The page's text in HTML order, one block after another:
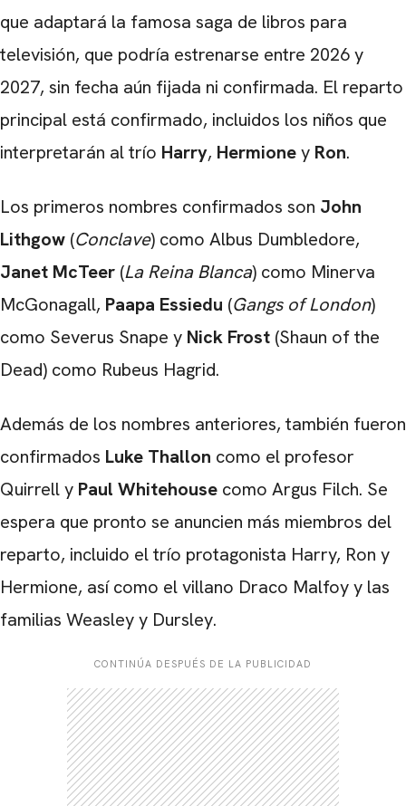
que adaptará la famosa saga de libros para
televisión, que podría estrenarse entre 2026 y
2027, sin fecha aún fijada ni confirmada. El reparto
principal está confirmado, incluidos los niños que
interpretarán al trío Harry, Hermioney Ron.
Los primeros nombres confirmados son John
Lithgow (Conclave) como Albus Dumbledore,
Janet McTeer (La Reina Blanca) como Minerva
McGonagall, Paapa Essiedu (Gangs of London)
como Severus Snape y Nick Frost (Shaun of the
Dead) como Rubeus Hagrid.
Además de los nombres anteriores, también fueron
confirmados Luke Thallon como el profesor
Quirrell y Paul Whitehouse como Argus Filch. Se
espera que pronto se anuncien más miembros del
reparto, incluido el trío protagonista Harry, Ron y
Hermione, así como el villano Draco Malfoy y las
familias Weasley y Dursley.
CONTINÚA DESPUÉS DE LA PUBLICIDAD